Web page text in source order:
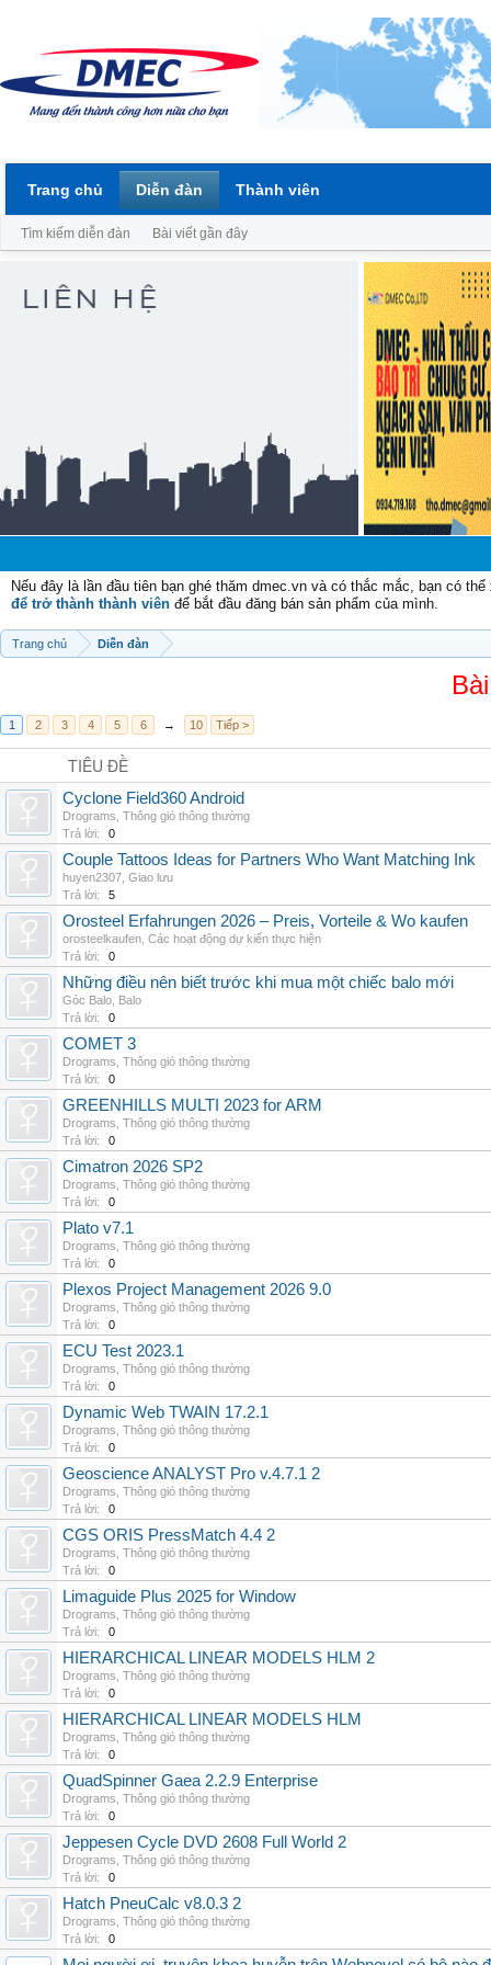
Nếu đây là lần đầu tiên bạn ghé thăm dmec.vn và có thắc mắc, bạn có
để trở thành thành viên để bắt đầu đăng bán sản phẩm của mình.
Trang chủ Diễn đàn
1 2 3 4 5 6 → 10 Tiếp >
TIÊU ĐỀ
Cyclone Field360 Android
Drograms Thông gió thông thường
Trả lời:
0
Couple Tattoos Ideas for Partners Who Want Matching Ink
huyen2307 Giao lưu
Trả lời:
5
Orosteel Erfahrungen 2026 – Preis, Vorteile & Wo kaufen
orosteelkaufen Các hoạt động dự kiến thực hiện
Trả lời:
0
Những điều nên biết trước khi mua một chiếc balo mới
Góc Balo Balo
Trả lời:
0
COMET 3
Drograms Thông gió thông thường
Trả lời:
0
GREENHILLS MULTI 2023 for ARM
Drograms Thông gió thông thường
Trả lời:
0
Cimatron 2026 SP2
Drograms Thông gió thông thường
Trả lời:
0
Plato v7.1
Drograms Thông gió thông thường
Trả lời:
0
Plexos Project Management 2026 9.0
Drograms Thông gió thông thường
Trả lời:
0
ECU Test 2023.1
Drograms Thông gió thông thường
Trả lời:
0
Dynamic Web TWAIN 17.2.1
Drograms Thông gió thông thường
Trả lời:
0
Geoscience ANALYST Pro v.4.7.1 2
Drograms Thông gió thông thường
Trả lời:
0
CGS ORIS PressMatch 4.4 2
Drograms Thông gió thông thường
Trả lời:
0
Limaguide Plus 2025 for Window
Drograms Thông gió thông thường
Trả lời:
0
HIERARCHICAL LINEAR MODELS HLM 2
Drograms Thông gió thông thường
Trả lời:
0
HIERARCHICAL LINEAR MODELS HLM
Drograms Thông gió thông thường
Trả lời:
0
QuadSpinner Gaea 2.2.9 Enterprise
Drograms Thông gió thông thường
Trả lời:
0
Jeppesen Cycle DVD 2608 Full World 2
Drograms Thông gió thông thường
Trả lời:
0
Hatch PneuCalc v8.0.3 2
Drograms Thông gió thông thường
Trả lời:
0
Trang chủ Diễn đàn
Tìm kiếm diễn đàn Bài viết gần đây
Thành viên